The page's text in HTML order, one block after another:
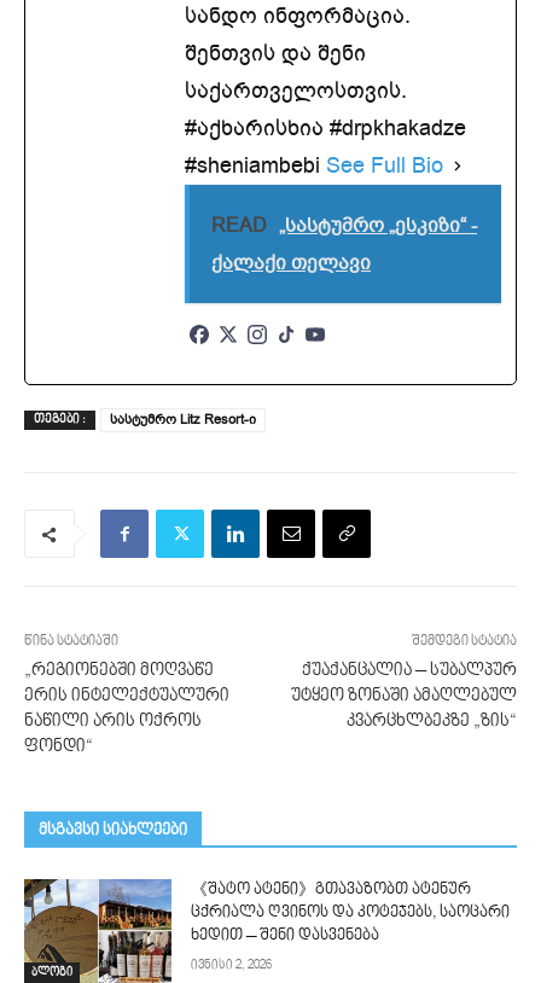
სანდო ინფორმაცია.
შენთვის და შენი
საქართველოსთვის.
#აქხარისხია #drpkhakadze
#sheniambebi See Full Bio
READ „სასტუმრო „ესკიზი“ -
ქალაქი თელავი
ᲗᲔᲒᲔᲑᲘ : სასტუმრო Litz Resort-ი
წინა სტატიაში
„რეგიონებში მოღვაწე
ერის ინტელექტუალური
ნაწილი არის ოქროს
ფონდი“
შემდეგი სტატია
ქუაქანცალია – სუბალპურ
უტყეო ზონაში ამაღლებულ
კვარცხლბეკზე „ზის“
მსგავსი სიახლეები
ბლოგი
《შატო ატენი》გთავაზობთ ატენურ
ცქრიალა ღვინოს და კოტეჯებს, საოცარი
ხედით – შენი დასვენება
ივნისი 2, 2026